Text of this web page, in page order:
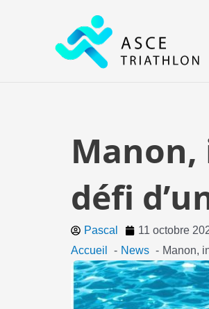
Manon,
défi
Pascal 11 octobre
Accueil
News Manon,